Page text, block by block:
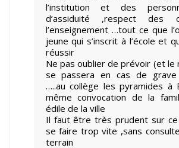
l’institution et des
d’assiduité ,respect des
l’enseignement …tout ce que
jeune qui s’inscrit à l’école et
réussir
Ne pas oublier de prévoir (et le
se passera en cas de grave
…..au collège les pyramides à
même convocation de la
édile de la ville
Il faut être très prudent sur
se faire trop vite ,sans
terrain